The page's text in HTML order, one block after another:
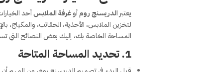
يعتبر الدريسنج رومأوغرفة الملابسأحد
لتخزين الملابس، الأحذية، الحقائب، والمكياج،
المساحة الخاصة بك، إليك بعض النصائح التي
1. تحديد المساحة المتاحة